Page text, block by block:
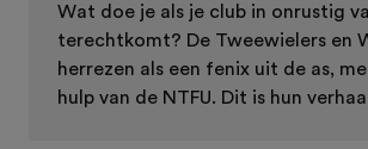
Wat doe je als je club in onrustig
terechtkomt? De Tweewielers en
herrezen als een fenix uit de as,
hulp van de NTFU. Dit is hun